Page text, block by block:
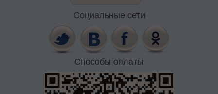
Социальные сети
Способы оплаты